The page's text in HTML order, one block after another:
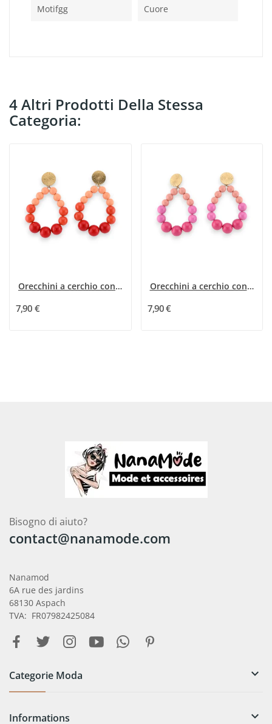
Motifgg Cuore
4 Altri Prodotti Della Stessa
Categoria:
Orecchini a cerchio con perle in tonalità...
7,90 €
Orecchini a cerchio con perle sfumate rosa...
7,90 €
Bisogno di aiuto?
contact@nanamode.com
Nanamod
6A rue des jardins
68130 Aspach
TVA: FR07982425084
Categorie Moda 
Informations 